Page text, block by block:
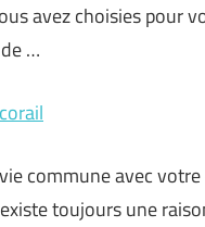
avez choisies pour
…
commune avec
toujours une